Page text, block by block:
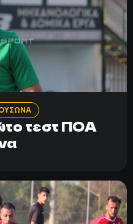
τεστ ΠΟΑ